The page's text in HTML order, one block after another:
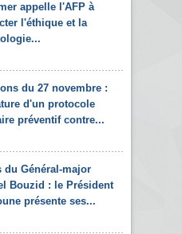
appelle l'AFP à
l'éthique et la
du 27 novembre :
d'un protocole
préventif contre...
du Général-major
Bouzid : le Président
présente ses...